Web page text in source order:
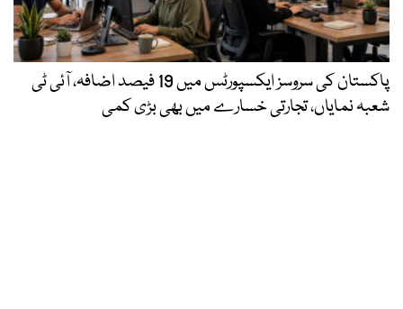
پاکستان کی سروسز ایکسپورٹس میں 19 فیصد اضافہ، آئی ٹی
شعبہ نمایاں، تجارتی خسارے میں بھی بڑی کمی